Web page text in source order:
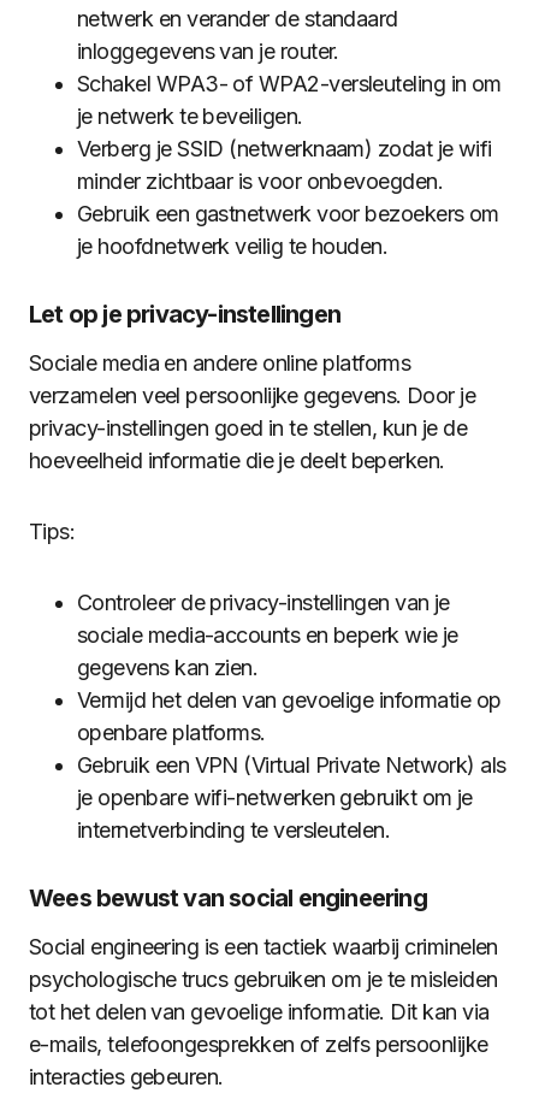
netwerk en verander de standaard
inloggegevens van je router.
Schakel WPA3- of WPA2-versleuteling in om
je netwerk te beveiligen.
Verberg je SSID (netwerknaam) zodat je wifi
minder zichtbaar is voor onbevoegden.
Gebruik een gastnetwerk voor bezoekers om
je hoofdnetwerk veilig te houden.
Let op je privacy-instellingen
Sociale media en andere online platforms
verzamelen veel persoonlijke gegevens. Door je
privacy-instellingen goed in te stellen, kun je de
hoeveelheid informatie die je deelt beperken.
Tips:
Controleer de privacy-instellingen van je
sociale media-accounts en beperk wie je
gegevens kan zien.
Vermijd het delen van gevoelige informatie op
openbare platforms.
Gebruik een VPN (Virtual Private Network) als
je openbare wifi-netwerken gebruikt om je
internetverbinding te versleutelen.
Wees bewust van social engineering
Social engineering is een tactiek waarbij criminelen
psychologische trucs gebruiken om je te misleiden
tot het delen van gevoelige informatie. Dit kan via
e-mails, telefoongesprekken of zelfs persoonlijke
interacties gebeuren.